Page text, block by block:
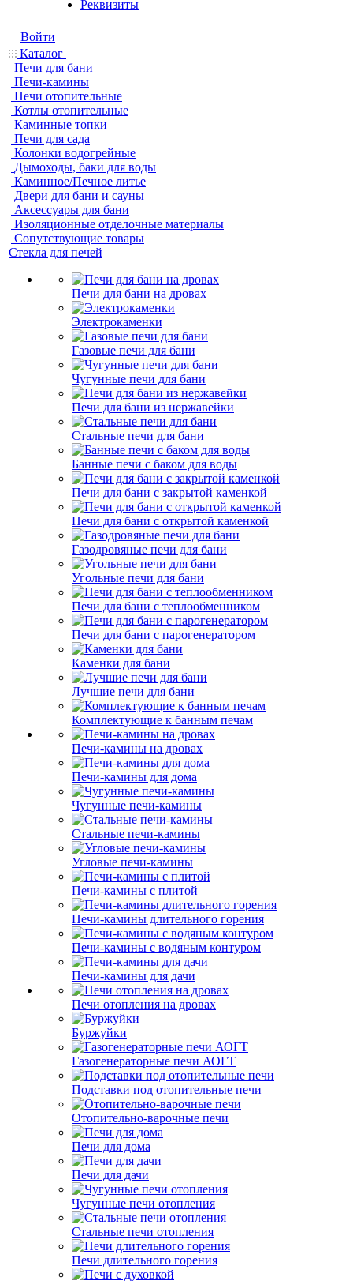
Реквизиты
Войти
Каталог
Печи для бани
Печи-камины
Печи отопительные
Котлы отопительные
Каминные топки
Печи для сада
Колонки водогрейные
Дымоходы, баки для воды
Каминное/Печное литье
Двери для бани и сауны
Аксессуары для бани
Изоляционные отделочные материалы
Сопутствующие товары
Стекла для печей
Печи для бани на дровах
Электрокаменки
Газовые печи для бани
Чугунные печи для бани
Печи для бани из нержавейки
Стальные печи для бани
Банные печи с баком для воды
Печи для бани с закрытой каменкой
Печи для бани с открытой каменкой
Газодровяные печи для бани
Угольные печи для бани
Печи для бани с теплообменником
Печи для бани с парогенератором
Каменки для бани
Лучшие печи для бани
Комплектующие к банным печам
Печи-камины на дровах
Печи-камины для дома
Чугунные печи-камины
Стальные печи-камины
Угловые печи-камины
Печи-камины с плитой
Печи-камины длительного горения
Печи-камины с водяным контуром
Печи-камины для дачи
Печи отопления на дровах
Буржуйки
Газогенераторные печи АОГТ
Подставки под отопительные печи
Отопительно-варочные печи
Печи для дома
Печи для дачи
Чугунные печи отопления
Стальные печи отопления
Печи длительного горения